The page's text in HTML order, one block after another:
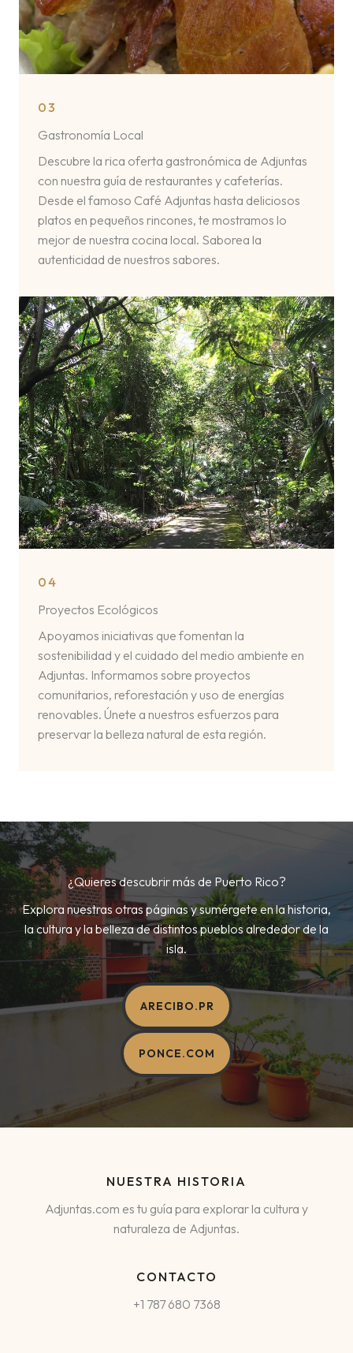
03
Gastronomía Local
Descubre la rica oferta gastronómica de Adjuntas
con nuestra guía de restaurantes y cafeterías.
Desde el famoso Café Adjuntas hasta deliciosos
platos en pequeños rincones, te mostramos lo
mejor de nuestra cocina local. Saborea la
autenticidad de nuestros sabores.
04
Proyectos Ecológicos
Apoyamos iniciativas que fomentan la
sostenibilidad y el cuidado del medio ambiente en
Adjuntas. Informamos sobre proyectos
comunitarios, reforestación y uso de energías
renovables. Únete a nuestros esfuerzos para
preservar la belleza natural de esta región.
¿Quieres descubrir más de Puerto Rico?
Explora nuestras otras páginas y sumérgete en la historia,
la cultura y la belleza de distintos pueblos alrededor de la
isla.
ARECIBO.PR
PONCE.COM
NUESTRA HISTORIA
Adjuntas.com es tu guía para explorar la cultura y
naturaleza de Adjuntas.
CONTACTO
+1 787 680 7368